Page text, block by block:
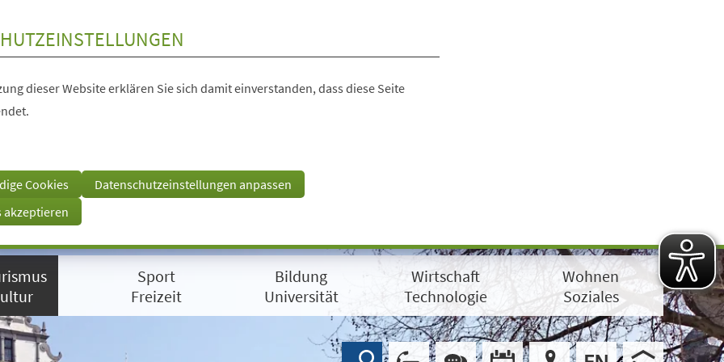
dieser Website erklären Sie sich damit einverstanden, dass diese Seite
Cookies
Datenschutzeinstellungen anpassen
akzeptieren
Sport
Freizeit
Bildung
Universität
Wirtschaft
Technologie
Wohnen
Soziales